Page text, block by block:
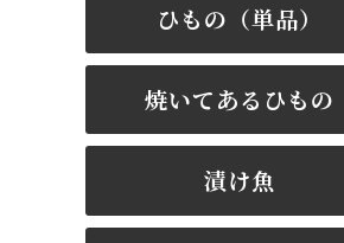
ひもの（単品）
焼いてあるひもの
漬け魚